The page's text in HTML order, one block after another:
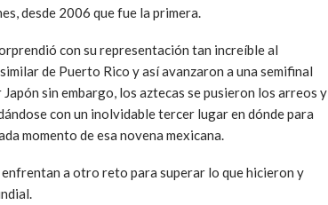
desde 2006 que fue la primera.
con su representación tan increíble al
de Puerto Rico y así avanzaron a una semifinal
sin embargo, los aztecas se pusieron los arreos y
con un inolvidable tercer lugar en dónde para
momento de esa novena mexicana.
enfrentan a otro reto para superar lo que hicieron y